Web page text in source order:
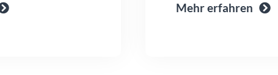
Mehr erfahren